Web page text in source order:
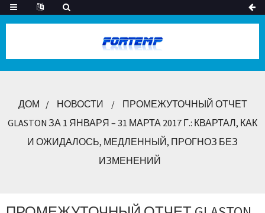
ДОМ НОВОСТИ
ПРОМЕЖУТОЧНЫЙ ОТЧЕТ
GLASTON ЗА 1 ЯНВАРЯ – 31 МАРТА 2017 Г.: КВАРТАЛ, КАК
И ОЖИДАЛОСЬ, МЕДЛЕННЫЙ, ПРОГНОЗ БЕЗ
ИЗМЕНЕНИЙ